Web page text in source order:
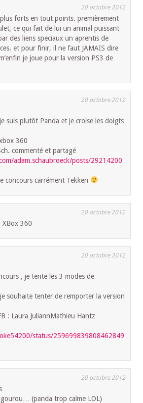
20 octobre 2012
forts en tout points. premièrement
ce qui fait de lui un animal puissant
des liens speciaux un aprentis de
et pour finir, il ne faut JAMAIS dire
je joue pour la version PS3 de
20 octobre 2012
suis plutôt Panda et je croise les doigts
360
commenté et partagé
adam.schaubroeck/posts/29214200
concours carrément Tekken
20 octobre 2012
XBox 360
20 octobre 2012
, je tente les 3 modes de
souhaite tenter de remporter la version
: Laura JuliannMathieu Hantz
status/259699839808462849
20 octobre 2012
(panda trop calme LOL)